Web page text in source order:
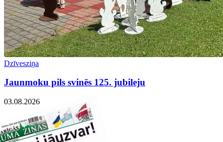
Dzīvesziņa
Jaunmoku pils svinēs 125. jubileju
03.08.2026